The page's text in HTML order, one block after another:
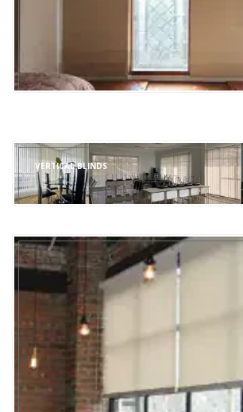
VERTICAL BLINDS